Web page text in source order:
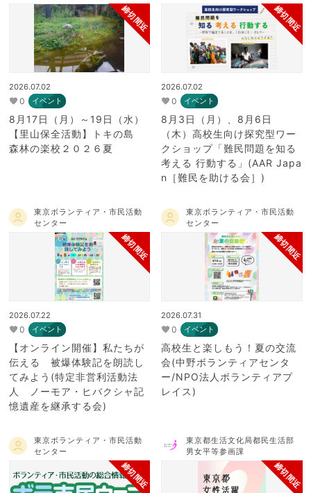
締切間近
2026.07.02
0 イベント
8月17日（月）～19日（水）
【里山保全活動】トキの島
森林の楽校２０２６夏
締切間近
2026.07.02
0 イベント
8月3日（月）、8月6日
（木）高校生向け探究型ワー
クショップ「難民問題を知る
考える 行動する」(AAR Japa
n［難民を助ける会］)
東京ボランティア・市民活動
センター
締切間近
2026.07.22
0 イベント
【オンライン開催】私たちが
伝える 被爆体験記を朗読し
てみよう(特定非営利活動法
人 ノーモア・ヒバクシャ記
憶遺産を継承する会)
東京ボランティア・市民活動
センター
締切間近
2026.07.31
0 イベント
高校生と楽しもう！夏の交流
会(中野ボランティアセンタ
ー/NPO法人ボランティアプ
レイス)
東京ボランティア・市民活動
センター
締切間近
東京都生活文化局都民生活部
男女平等参画課
締切間近